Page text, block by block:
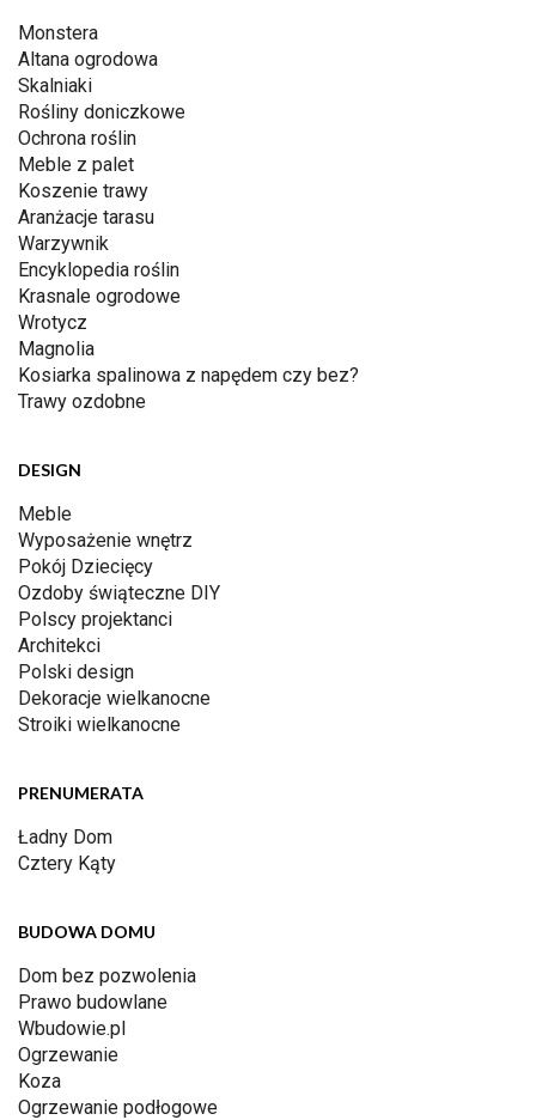
Monstera
Altana ogrodowa
Skalniaki
Rośliny doniczkowe
Ochrona roślin
Meble z palet
Koszenie trawy
Aranżacje tarasu
Warzywnik
Encyklopedia roślin
Krasnale ogrodowe
Wrotycz
Magnolia
Kosiarka spalinowa z napędem czy bez?
Trawy ozdobne
DESIGN
Meble
Wyposażenie wnętrz
Pokój Dziecięcy
Ozdoby świąteczne DIY
Polscy projektanci
Architekci
Polski design
Dekoracje wielkanocne
Stroiki wielkanocne
PRENUMERATA
Ładny Dom
Cztery Kąty
BUDOWA DOMU
Dom bez pozwolenia
Prawo budowlane
Wbudowie.pl
Ogrzewanie
Koza
Ogrzewanie podłogowe